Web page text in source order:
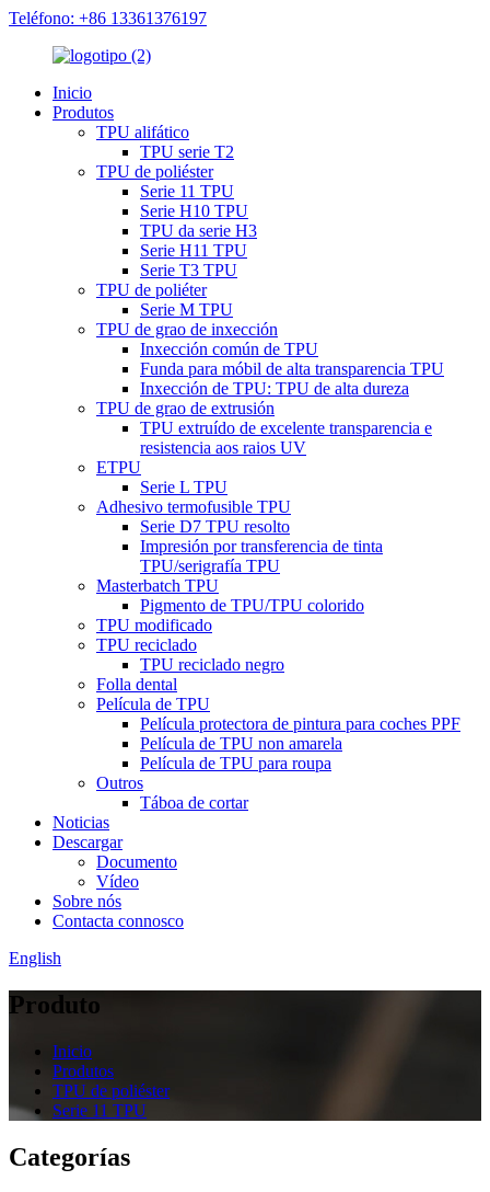
Teléfono: +86 13361376197
Inicio
Produtos
TPU alifático
TPU serie T2
TPU de poliéster
Serie 11 TPU
Serie H10 TPU
TPU da serie H3
Serie H11 TPU
Serie T3 TPU
TPU de poliéter
Serie M TPU
TPU de grao de inxección
Inxección común de TPU
Funda para móbil de alta transparencia TPU
Inxección de TPU: TPU de alta dureza
TPU de grao de extrusión
TPU extruído de excelente transparencia e
resistencia aos raios UV
ETPU
Serie L TPU
Adhesivo termofusible TPU
Serie D7 TPU resolto
Impresión por transferencia de tinta
TPU/serigrafía TPU
Masterbatch TPU
Pigmento de TPU/TPU colorido
TPU modificado
TPU reciclado
TPU reciclado negro
Folla dental
Película de TPU
Película protectora de pintura para coches PPF
Película de TPU non amarela
Película de TPU para roupa
Outros
Táboa de cortar
Noticias
Descargar
Documento
Vídeo
Sobre nós
Contacta connosco
English
Produto
Inicio
Produtos
TPU de poliéster
Serie 11 TPU
Categorías